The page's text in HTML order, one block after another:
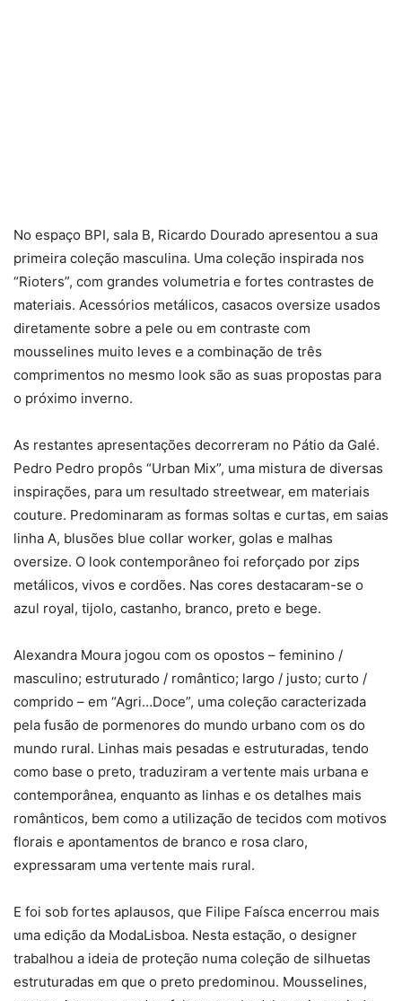
No espaço BPI, sala B, Ricardo Dourado apresentou a sua
primeira coleção masculina. Uma coleção inspirada nos
“Rioters”, com grandes volumetria e fortes contrastes de
materiais. Acessórios metálicos, casacos oversize usados
diretamente sobre a pele ou em contraste com
mousselines muito leves e a combinação de três
comprimentos no mesmo look são as suas propostas para
o próximo inverno.
As restantes apresentações decorreram no Pátio da Galé.
Pedro Pedro propôs “Urban Mix”, uma mistura de diversas
inspirações, para um resultado streetwear, em materiais
couture. Predominaram as formas soltas e curtas, em saias
linha A, blusões blue collar worker, golas e malhas
oversize. O look contemporâneo foi reforçado por zips
metálicos, vivos e cordões. Nas cores destacaram-se o
azul royal, tijolo, castanho, branco, preto e bege.
Alexandra Moura jogou com os opostos – feminino /
masculino; estruturado / romântico; largo / justo; curto /
comprido – em “Agri…Doce”, uma coleção caracterizada
pela fusão de pormenores do mundo urbano com os do
mundo rural. Linhas mais pesadas e estruturadas, tendo
como base o preto, traduziram a vertente mais urbana e
contemporânea, enquanto as linhas e os detalhes mais
românticos, bem como a utilização de tecidos com motivos
florais e apontamentos de branco e rosa claro,
expressaram uma vertente mais rural.
E foi sob fortes aplausos, que Filipe Faísca encerrou mais
uma edição da ModaLisboa. Nesta estação, o designer
trabalhou a ideia de proteção numa coleção de silhuetas
estruturadas em que o preto predominou. Mousselines,